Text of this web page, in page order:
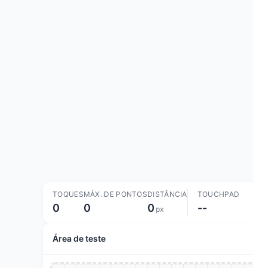
TOQUES
0
MÁX. DE PONTOS
0
DISTÂNCIA
0 px
TOUCHPAD
--
Área de teste